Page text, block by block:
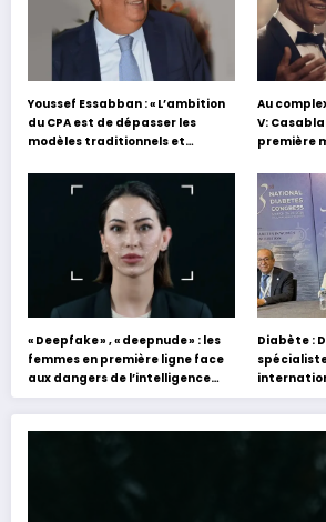
Youssef Essabban : « L’ambition
du CPA est de dépasser les
modèles traditionnels et
s’appuyant sur le partage des
expériences »
Au
V:
première
« Deepfake » , « deepnude » : les
femmes en première ligne face
aux dangers de l’intelligence
artificielle
Diabète :
Tanger